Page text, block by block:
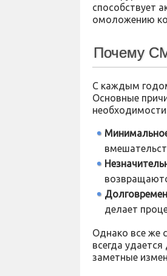
способствует
омоложению
Почему
С каждым
Основные
делает
Однако все же
всегда
заметные